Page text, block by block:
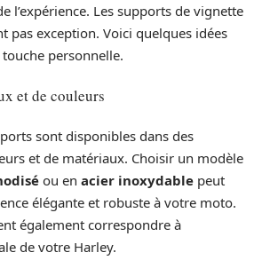
l’expérience. Les supports de vignette
pas exception. Voici quelques idées
personnelle.
et de couleurs
sont disponibles dans des
et de matériaux. Choisir un modèle
ou en acier inoxydable peut
élégante et robuste à votre moto.
également correspondre à
de votre Harley.